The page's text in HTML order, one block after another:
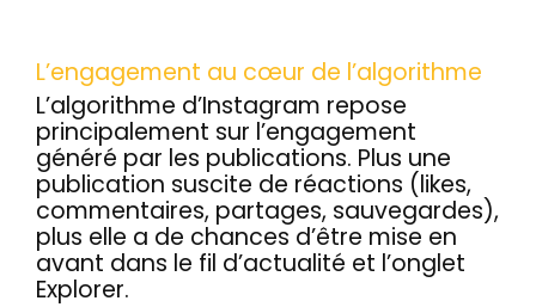
L’engagement au cœur de l’algorithme
L’algorithme d’Instagram repose
principalement sur l’engagement
généré par les publications. Plus une
publication suscite de réactions (likes,
commentaires, partages, sauvegardes),
plus elle a de chances d’être mise en
avant dans le fil d’actualité et l’onglet
Explorer.